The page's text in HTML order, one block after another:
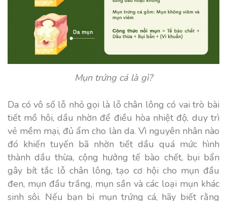
Mụn trứng cá là gì?
Da có vô số lỗ nhỏ gọi là lỗ chân lông có vai trò bài
tiết mồ hôi, dầu nhờn để điều hòa nhiệt độ, duy trì
vẻ mềm mại, đủ ẩm cho làn da. Vì nguyên nhân nào
đó khiến tuyến bã nhờn tiết dầu quá mức hình
thành dầu thừa, cộng hưởng tế bào chết, bụi bẩn
gây bít tắc lỗ chân lông, tạo cơ hội cho mụn đầu
đen, mụn đầu trắng, mụn sần và các loại mụn khác
sinh sôi. Nếu bạn bị mụn trứng cá, hãy biết rằng